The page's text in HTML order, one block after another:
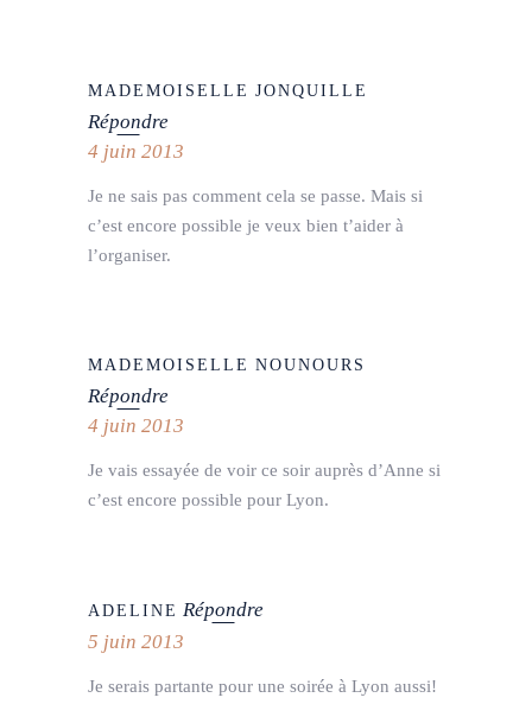
MADEMOISELLE JONQUILLE
Répondre
4 juin 2013
Je ne sais pas comment cela se passe. Mais si
c’est encore possible je veux bien t’aider à
l’organiser.
MADEMOISELLE NOUNOURS
Répondre
4 juin 2013
Je vais essayée de voir ce soir auprès d’Anne si
c’est encore possible pour Lyon.
ADELINE Répondre
5 juin 2013
Je serais partante pour une soirée à Lyon aussi!